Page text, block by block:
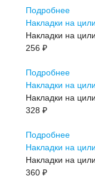
Подробнее
Накладки на
Накладки на
256 ₽
Подробнее
Накладки на
Накладки на
328 ₽
Подробнее
Накладки на
Накладки на
360 ₽